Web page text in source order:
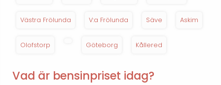
Västra Frölunda V:a Frölunda Säve Askim
Olofstorp Göteborg Kållered
Vad är bensinpriset idag?